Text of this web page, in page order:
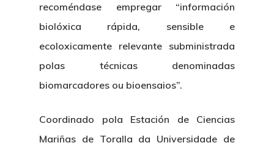
recoméndase empregar “información
biolóxica rápida, sensible e
ecoloxicamente relevante subministrada
polas técnicas denominadas
biomarcadores ou bioensaios”.
Coordinado pola Estación de Ciencias
Mariñas de Toralla da Universidade de